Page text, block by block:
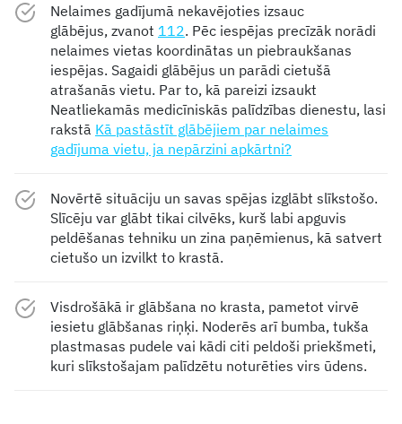
Nelaimes gadījumā nekavējoties izsauc
glābējus, zvanot 112. Pēc iespējas precīzāk norādi
nelaimes vietas koordinātas un piebraukšanas
iespējas. Sagaidi glābējus un parādi cietušā
atrašanās vietu. Par to, kā pareizi izsaukt
Neatliekamās medicīniskās palīdzības dienestu, lasi
rakstā Kā pastāstīt glābējiem par nelaimes
gadījuma vietu, ja nepārzini apkārtni?
Novērtē situāciju un savas spējas izglābt slīkstošo.
Slīcēju var glābt tikai cilvēks, kurš labi apguvis
peldēšanas tehniku un zina paņēmienus, kā satvert
cietušo un izvilkt to krastā.
Visdrošākā ir glābšana no krasta, pametot virvē
iesietu glābšanas riņķi. Noderēs arī bumba, tukša
plastmasas pudele vai kādi citi peldoši priekšmeti,
kuri slīkstošajam palīdzētu noturēties virs ūdens.